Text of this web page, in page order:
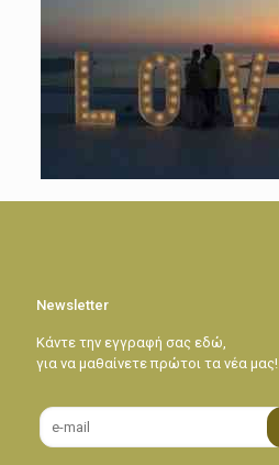
Newsletter
Κάντε την εγγραφή σας εδώ,
για να μαθαίνετε πρώτοι τα νέα μας!